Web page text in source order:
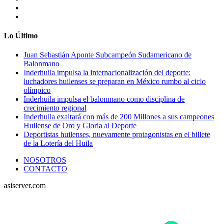
Lo Último
Juan Sebastián Aponte Subcampeón Sudamericano de
Balonmano
Inderhuila impulsa la internacionalización del deporte:
luchadores huilenses se preparan en México rumbo al ciclo
olímpico
Inderhuila impulsa el balonmano como disciplina de
crecimiento regional
Inderhuila exaltará con más de 200 Millones a sus campeones
Huilense de Oro y Gloria al Deporte
Deportistas huilenses, nuevamente protagonistas en el billete
de la Lotería del Huila
NOSOTROS
CONTACTO
asiserver.com